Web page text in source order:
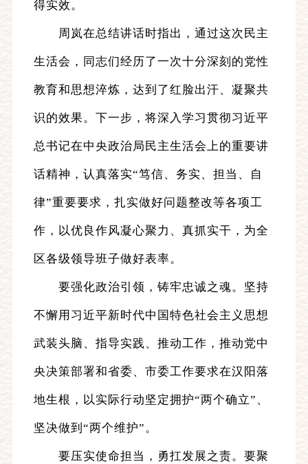
得实效。
周岚在总结讲话时指出，通过这次民主
生活会，同志们经历了一次十分深刻的党性
教育和思想淬炼，达到了红脸出汗、凝聚共
识的效果。下一步，将深入学习贯彻习近平
总书记在中央政治局民主生活会上的重要讲
话精神，认真落实“笃信、务实、担当、自
律”重要要求，扎实做好问题整改等各项工
作，以优良作风凝心聚力、真抓实干，为全
区各级领导班子做好表率。
要强化政治引领，铸牢忠诚之魂。坚持
不懈用习近平新时代中国特色社会主义思想
武装头脑、指导实践、推动工作，推动党中
央决策部署和省委、市委工作要求在汉阳落
地生根，以实际行动坚定拥护“两个确立”、
坚决做到“两个维护”。
要压实使命担当，勇扛发展之责。要聚